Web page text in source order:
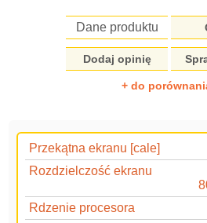
Dane produktu
Dodaj opinię
+ do
Przekątna ekranu [cale]
Rozdzielczość ekranu
Rdzenie procesora